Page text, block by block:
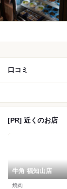
口コミ
[PR] 近くのお店
牛角 福知山店
焼肉